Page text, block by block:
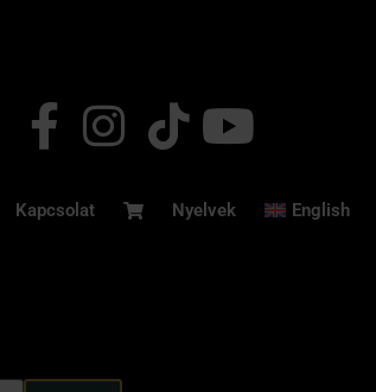
Kapcsolat Nyelvek English